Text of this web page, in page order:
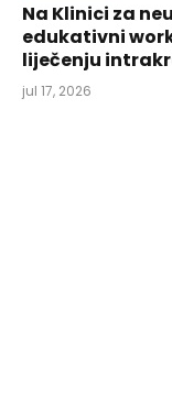
Na Klinici za
edukativni
liječenju
jul 17, 2026